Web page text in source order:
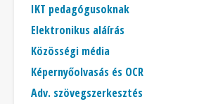
IKT pedagógusoknak
Elektronikus aláírás
Közösségi média
Képernyőolvasás és OCR
Adv. szövegszerkesztés